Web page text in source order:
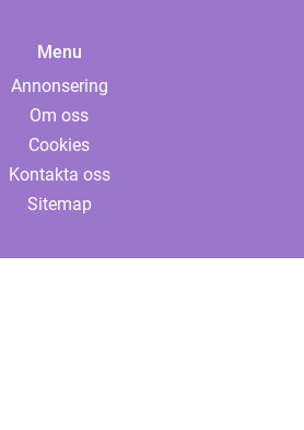
Menu
Annonsering
Om oss
Cookies
Kontakta oss
Sitemap